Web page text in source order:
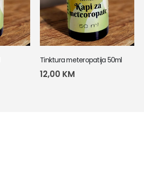
Tinktura meteropatija 50ml
12,00 KM